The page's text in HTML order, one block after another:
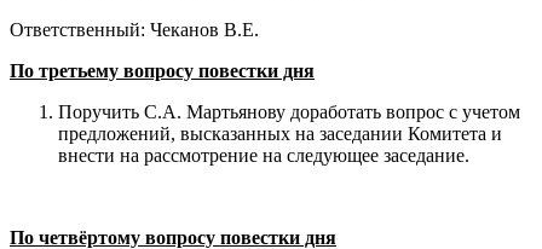
Ответственный: Чеканов В.Е.
По третьему вопросу повестки дня
Поручить С.А. Мартьянову доработать вопрос с учетом
предложений, высказанных на заседании Комитета и
внести на рассмотрение на следующее заседание.
По четвёртому вопросу повестки дня